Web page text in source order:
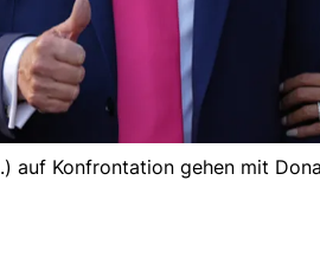
auf Konfrontation gehen mit